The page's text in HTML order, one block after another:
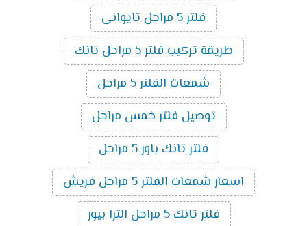
فلتر 5 مراحل تايوانى
طريقة تركيب فلتر 5 مراحل تانك
شمعات الفلتر 5 مراحل
توصيل فلتر خمس مراحل
فلتر تانك باور 5 مراحل
اسعار شمعات الفلتر 5 مراحل فريش
فلتر تانك 5 مراحل الترا بيور